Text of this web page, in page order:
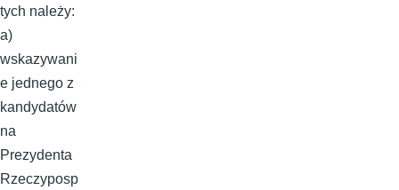
tych należy:
a)
wskazywani
e jednego z
kandydatów
na
Prezydenta
Rzeczyposp